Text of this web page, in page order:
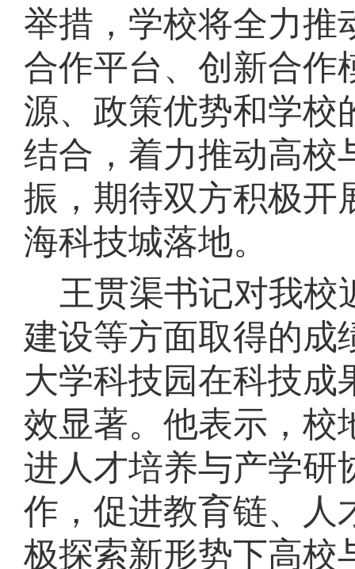
举措，学校将全力推
合作平台、创新合作
源、政策优势和学校
结合，着力推动高校
振，期待双方积极开
海科技城落地。
王贯渠书记对我校
建设等方面取得的成
大学科技园在科技成
效显著。他表示，校
进人才培养与产学研
作， 促进教育链、人
极探索新形势下高校